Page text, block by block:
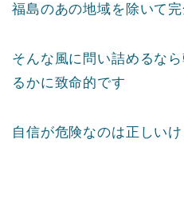
福島のあの地域を除いて
そんな風に問い詰めるな
るかに致命的です
自信が危険なのは正しい